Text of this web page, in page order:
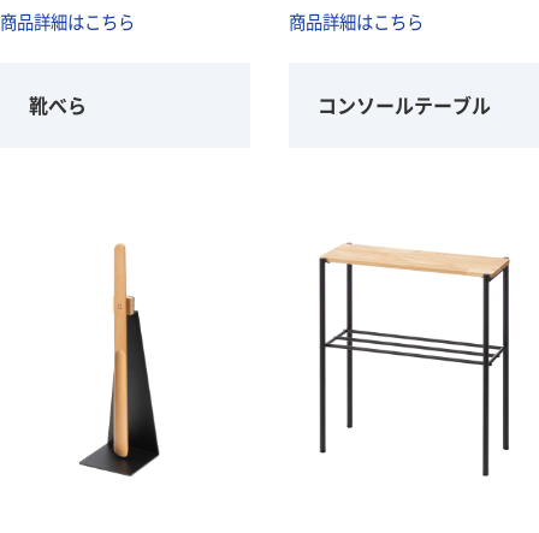
商品詳細はこちら 商品詳細はこちら
靴べら コンソールテーブル